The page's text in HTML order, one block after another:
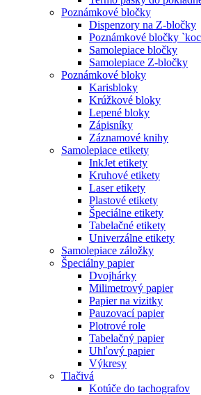
Poznámkové bločky
Dispenzory na Z-bločky
Poznámkové bločky
Samolepiace bločky
Samolepiace Z-bločky
Poznámkové bloky
Karisbloky
Krúžkové bloky
Lepené bloky
Zápisníky
Záznamové knihy
Samolepiace etikety
InkJet etikety
Kruhové etikety
Laser etikety
Plastové etikety
Špeciálne etikety
Tabelačné etikety
Univerzálne etikety
Samolepiace záložky
Špeciálny papier
Dvojhárky
Milimetrový papier
Papier na vizitky
Pauzovací papier
Plotrové role
Tabelačný papier
Uhľový papier
Výkresy
Tlačivá
Kotúče do tachografov